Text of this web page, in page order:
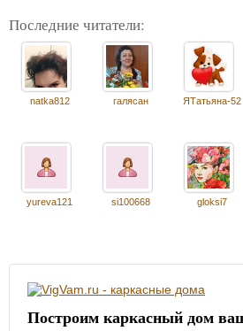
Последние читатели:
natka812 галясан ЯТатьяна-52
yureva121 si100668 gloksi7
Построим каркасный дом